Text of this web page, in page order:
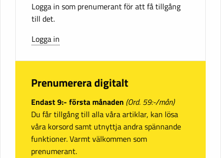
Logga in som prenumerant för att få tillgång
till det.
Logga in
Prenumerera digitalt
Endast 9:- första månaden (Ord. 59:-/mån)
Du får tillgång till alla våra artiklar, kan lösa
våra korsord samt utnyttja andra spännande
funktioner. Varmt välkommen som
prenumerant.